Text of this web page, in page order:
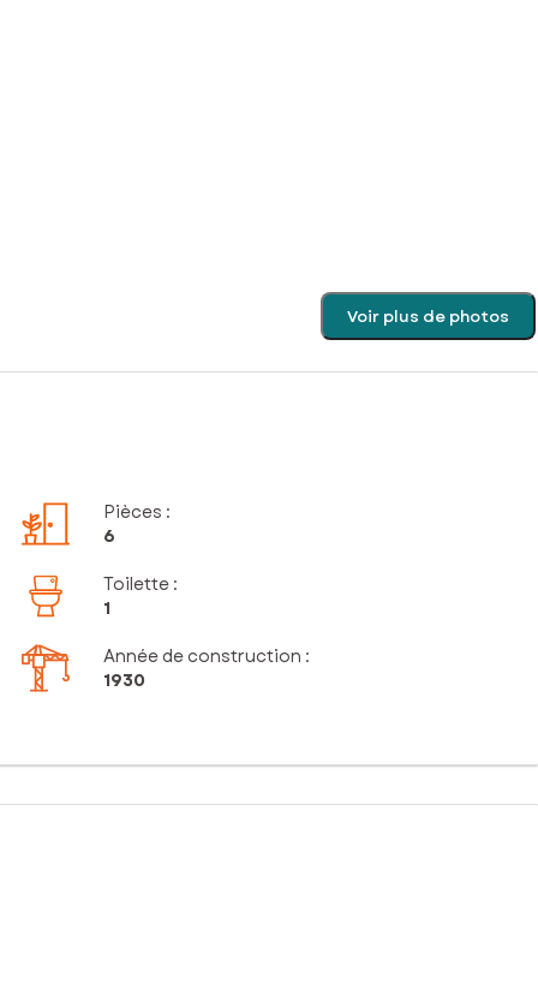
Voir plus de photos
Pièces :
6
Toilette :
1
Année de construction :
1930